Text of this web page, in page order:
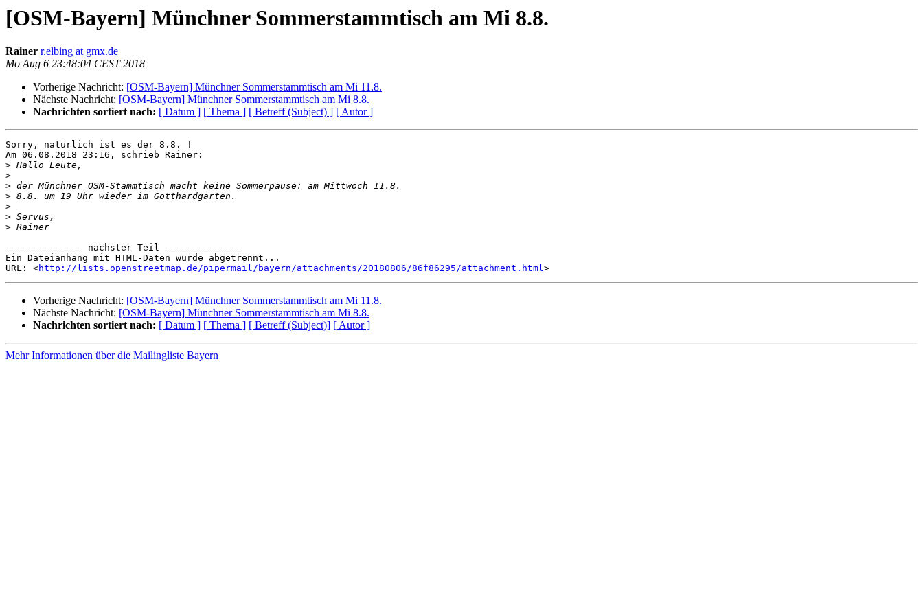
[OSM-Bayern] Münchner Sommerstammtisch am Mi 8.8.
Rainer r.elbing at gmx.de
Mo Aug 6 23:48:04 CEST 2018
Vorherige Nachricht: [OSM-Bayern] Münchner Sommerstammtisch am Mi 11.8.
Nächste Nachricht: [OSM-Bayern] Münchner Sommerstammtisch am Mi 8.8.
Nachrichten sortiert nach: [ Datum ] [ Thema ] [ Betreff (Subject) ] [ Autor ]
Sorry, natürlich ist es der 8.8. !
Am 06.08.2018 23:16, schrieb Rainer:
>
>
>
>
>
>
>
-------------- nächster Teil --------------
Ein Dateianhang mit HTML-Daten wurde abgetrennt...
URL: <http://lists.openstreetmap.de/pipermail/bayern/attachments/20180806/86f86295/attachment.html
Vorherige Nachricht: [OSM-Bayern] Münchner Sommerstammtisch am Mi 11.8.
Nächste Nachricht: [OSM-Bayern] Münchner Sommerstammtisch am Mi 8.8.
Nachrichten sortiert nach: [ Datum ] [ Thema ] [ Betreff (Subject)] [ Autor ]
Mehr Informationen über die Mailingliste Bayern